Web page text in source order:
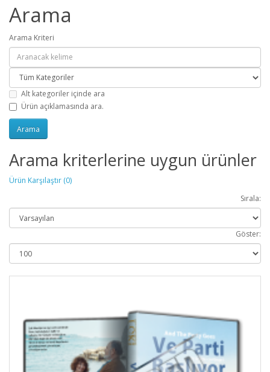
Arama
Arama Kriteri
Alt kategoriler içinde ara
Ürün açıklamasında ara.
Arama kriterlerine uygun ürünler
Ürün Karşılaştır (0)
Sırala:
Göster: